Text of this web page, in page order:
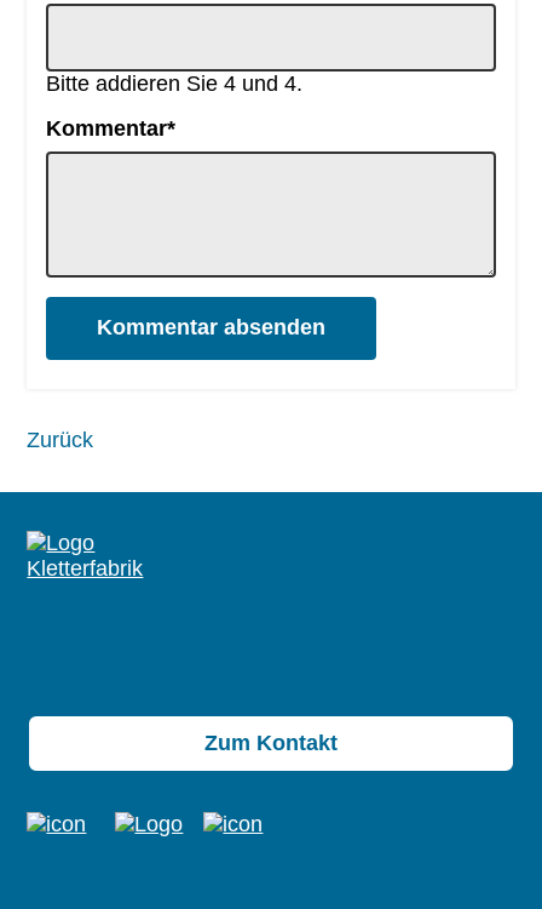
Bitte addieren Sie 4 und 4.
Pflichtfeld
Kommentar*
Kommentar absenden
Zurück
Zum Kontakt